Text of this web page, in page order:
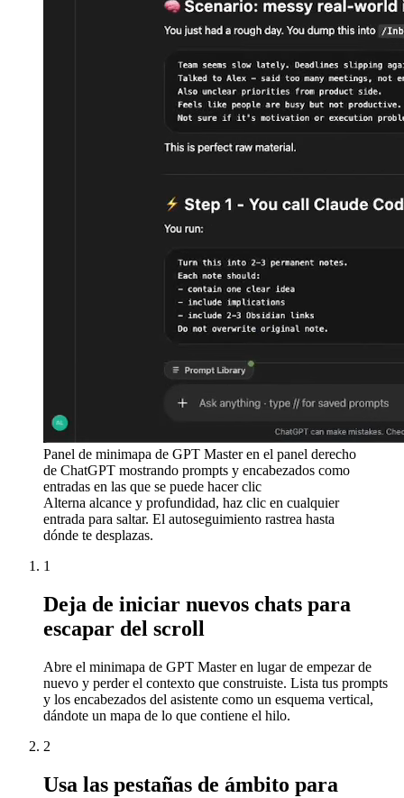
Panel de minimapa de GPT Master en el panel derecho
de ChatGPT mostrando prompts y encabezados como
entradas en las que se puede hacer clic
Alterna alcance y profundidad, haz clic en cualquier
entrada para saltar. El autoseguimiento rastrea hasta
dónde te desplazas.
1
Deja de iniciar nuevos chats para
escapar del scroll
Abre el minimapa de GPT Master en lugar de empezar de
nuevo y perder el contexto que construiste. Lista tus prompts
y los encabezados del asistente como un esquema vertical,
dándote un mapa de lo que contiene el hilo.
2
Usa las pestañas de ámbito para